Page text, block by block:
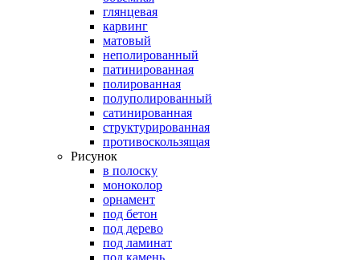
глянцевая
карвинг
матовый
неполированный
патинированная
полированная
полуполированный
сатинированная
структурированная
противоскользящая
Рисунок
в полоску
моноколор
орнамент
под бетон
под дерево
под ламинат
под камень